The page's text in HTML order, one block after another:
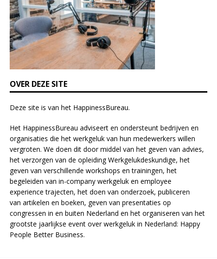
e
l
d
b
l
n
k
.
OVER DEZE SITE
Deze site is van het HappinessBureau.
Het HappinessBureau adviseert en ondersteunt bedrijven en
organisaties die het werkgeluk van hun medewerkers willen
vergroten. We doen dit door middel van het geven van advies,
het verzorgen van de opleidingWerkgelukdeskundige, het
geven van verschillende workshops en trainingen, het
begeleiden van in-company werkgeluk en employee
experiencetrajecten, het doen van onderzoek, publiceren
van artikelen en boeken, geven van presentaties op
congressen in en buiten Nederland en het organiseren van het
grootste jaarlijkse event over werkgeluk in Nederland: Happy
People Better Business.